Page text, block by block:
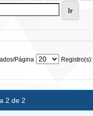
Página Registro(s):
2 de 2